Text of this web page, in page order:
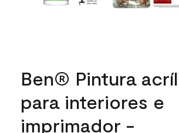
Ben® Pintura
para interiores e
imprimador -